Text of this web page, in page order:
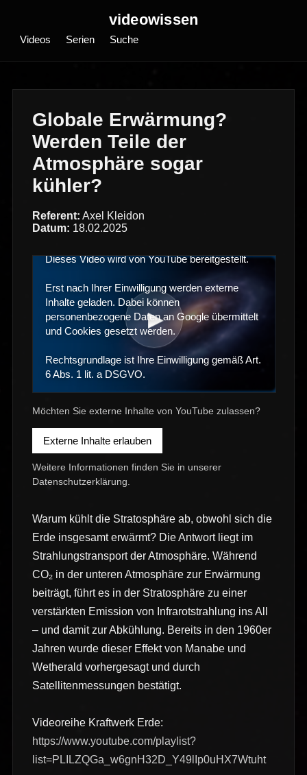
videowissen
Videos Serien Suche
Globale Erwärmung?
Werden Teile der
Atmosphäre sogar
kühler?
Referent: Axel Kleidon
Datum: 18.02.2025
▶
Dieses Video wird von YouTube bereitgestellt.
Erst nach Ihrer Einwilligung werden externe
Inhalte geladen. Dabei können
personenbezogene Daten an Google übermittelt
und Cookies gesetzt werden.
Rechtsgrundlage ist Ihre Einwilligung gemäß Art.
6 Abs. 1 lit. a DSGVO.
Möchten Sie externe Inhalte von YouTube zulassen?
Externe Inhalte erlauben
Weitere Informationen finden Sie in unserer
Datenschutzerklärung
Warum kühlt die Stratosphäre ab, obwohl sich die
Erde insgesamt erwärmt? Die Antwort liegt im
Strahlungstransport der Atmosphäre. Während
CO₂ in der unteren Atmosphäre zur Erwärmung
beiträgt, führt es in der Stratosphäre zu einer
verstärkten Emission von Infrarotstrahlung ins All
– und damit zur Abkühlung. Bereits in den 1960er
Jahren wurde dieser Effekt von Manabe und
Wetherald vorhergesagt und durch
Satellitenmessungen bestätigt.
Videoreihe Kraftwerk Erde:
https://www.youtube.com/playlist?
list=PLILZQGa_w6gnH32D_Y49lIp0uHX7Wtuht